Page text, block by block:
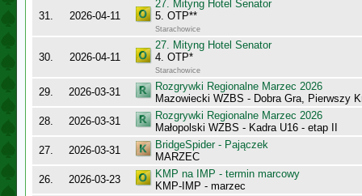
31. 2026-04-11
27. Mityng Hotel Senator
5. OTP**
Starachowice
30. 2026-04-11
27. Mityng Hotel Senator
4. OTP*
Starachowice
29. 2026-03-31
Rozgrywki Regionalne Marzec 2026
Mazowiecki WZBS - Dobra Gra, Pierwszy
28.
2026-03-31
Rozgrywki Regionalne Marzec 2026
Małopolski WZBS - Kadra U16 - etap II
27.
2026-03-31
BridgeSpider - Pajączek
MARZEC
26.
2026-03-23
KMP na IMP - termin marcowy
KMP-IMP - marzec